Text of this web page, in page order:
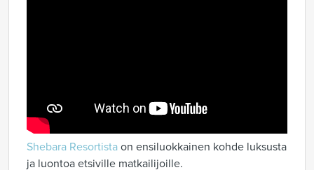
Shebara Resortista on ensiluokkainen kohde luksusta
ja luontoa etsiville matkailijoille.